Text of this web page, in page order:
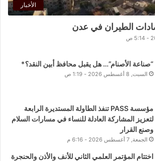
الأخبار
الطيران في عدن
“صناعة الأصنام”… هل يقبل محافظ أبين النقد؟*
السبت, 8 أغسطس 2026 - 1:19 ص
مؤسسة PASS تنفذ الطاولة المستديرة الرابعة
لتعزيز المشاركة العادلة للنساء في مسارات السلام
وصنع القرار
الجمعة, 7 أغسطس 2026 - 6:16 م
اختتام المؤتمر العلمي الثاني للأنف والأذن والحنجرة